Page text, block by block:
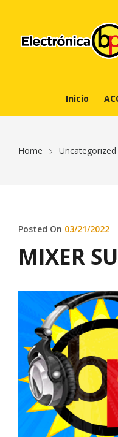
Inicio
Home Uncategorized
Posted On 03/21/2022
MIXER